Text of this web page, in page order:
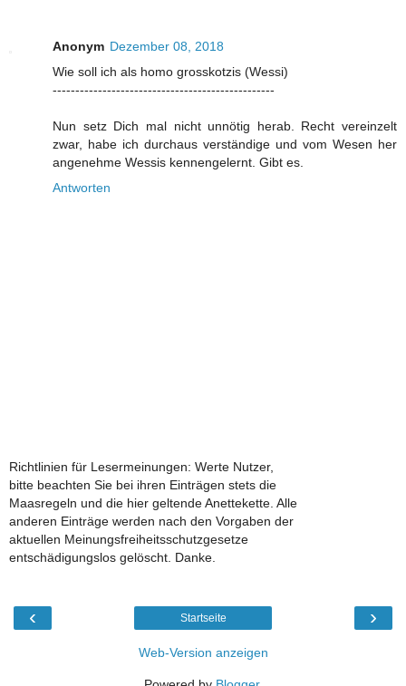
Anonym Dezember 08, 2018
Wie soll ich als homo grosskotzis (Wessi)
-------------------------------------------------
Nun setz Dich mal nicht unnötig herab. Recht vereinzelt
zwar, habe ich durchaus verständige und vom Wesen her
angenehme Wessis kennengelernt. Gibt es.
Antworten
Richtlinien für Lesermeinungen: Werte Nutzer,
bitte beachten Sie bei ihren Einträgen stets die
Maasregeln und die hier geltende Anettekette. Alle
anderen Einträge werden nach den Vorgaben der
aktuellen Meinungsfreiheitsschutzgesetze
entschädigungslos gelöscht. Danke.
‹ ›
Startseite
Web-Version anzeigen